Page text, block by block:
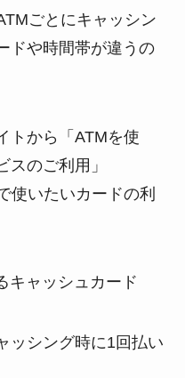
ごとにキャッシン
ドや時間帯が違うの
トから「ATMを使
のご利用」
使いたいカードの利
ッシング時に1回払い